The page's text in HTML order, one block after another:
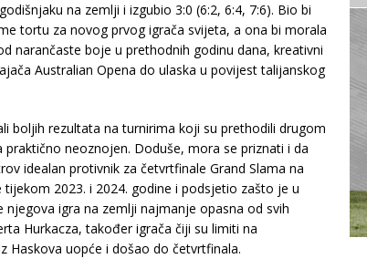
na zemlji i izgubio 3:0 (6:2, 6:4, 7:6). Bio bi
tortu za novog prvog igrača svijeta, a ona bi morala
narančaste boje u prethodnih godinu dana, kreativni
Australian Opena do ulaska u povijest talijanskog
boljih rezultata na turnirima koji su prethodili drugom
neoznojen. Doduše, mora se priznati i da
idealan protivnik za četvrtfinale Grand Slama na
2023. i 2024. godine i podsjetio zašto je u
igra na zemlji najmanje opasna od svih
Hurkacza, također igrača čiji su limiti na
Haskova uopće i došao do četvrtfinala.